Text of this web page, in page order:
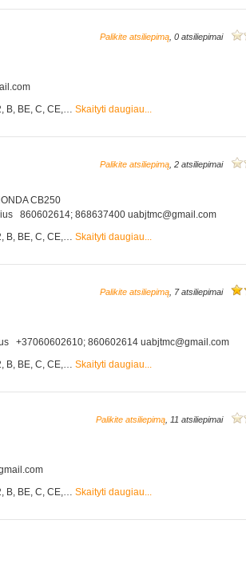
Palikite atsiliepimą , 0 atsiliepimai
B, BE, C, CE,… Skaityti daugiau...
Palikite atsiliepimą , 2 atsiliepimai
CB250
860602614; 868637400 uabjtmc@gmail.com
B, BE, C, CE,… Skaityti daugiau...
Palikite atsiliepimą , 7 atsiliepimai
+37060602610; 860602614 uabjtmc@gmail.com
B, BE, C, CE,… Skaityti daugiau...
Palikite atsiliepimą , 11 atsiliepimai
B, BE, C, CE,… Skaityti daugiau...